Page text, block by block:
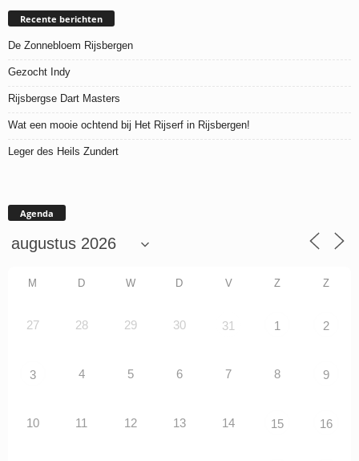
Recente berichten
De Zonnebloem Rijsbergen
Gezocht Indy
Rijsbergse Dart Masters
Wat een mooie ochtend bij Het Rijserf in Rijsbergen!
Leger des Heils Zundert
Agenda
M D W D V Z Z
27 28 29 30 31 1 2
3 4 5 6 7 8 9
10 11 12 13 14 15 16